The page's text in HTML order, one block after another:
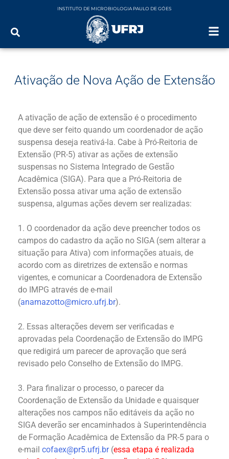
INSTITUTO DE MICROBIOLOGIA PAULO DE GÓES
Ativação de Nova Ação de Extensão
A ativação de ação de extensão é o procedimento
que deve ser feito quando um coordenador de ação
suspensa deseja reativá-la. Cabe à Pró-Reitoria de
Extensão (PR-5) ativar as ações de extensão
suspensas no Sistema Integrado de Gestão
Acadêmica (SIGA). Para que a Pró-Reitoria de
Extensão possa ativar uma ação de extensão
suspensa, algumas ações devem ser realizadas:
1. O coordenador da ação deve preencher todos os
campos do cadastro da ação no SIGA (sem alterar a
situação para Ativa) com informações atuais, de
acordo com as diretrizes de extensão e normas
vigentes, e comunicar a Coordenadora de Extensão
do IMPG através de e-mail
(anamazotto@micro.ufrj.br).
2. Essas alterações devem ser verificadas e
aprovadas pela Coordenação de Extensão do IMPG
que redigirá um parecer de aprovação que será
revisado pelo Conselho de Extensão do IMPG.
3. Para finalizar o processo, o parecer da
Coordenação de Extensão da Unidade e quaisquer
alterações nos campos não editáveis da ação no
SIGA deverão ser encaminhados à Superintendência
de Formação Acadêmica de Extensão da PR-5 para o
e-mail cofaex@pr5.ufrj.br(essa etapa é realizada